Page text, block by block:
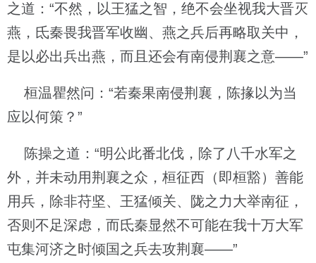
之道：“不然，以王猛之智，绝不会坐视我大晋灭
燕，氐秦畏我晋军收幽、燕之兵后再略取关中，
是以必出兵出燕，而且还会有南侵荆襄之意——”
桓温瞿然问：“若秦果南侵荆襄，陈掾以为当
应以何策？”
陈操之道：“明公此番北伐，除了八千水军之
外，并未动用荆襄之众，桓征西（即桓豁）善能
用兵，除非苻坚、王猛倾关、陇之力大举南征，
否则不足深虑，而氐秦显然不可能在我十万大军
屯集河济之时倾国之兵去攻荆襄——”